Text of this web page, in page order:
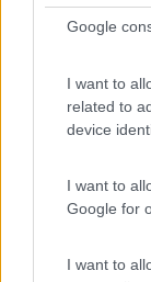
Google
I want to
related to
device
I want to
Google for
I want to
Campeggio